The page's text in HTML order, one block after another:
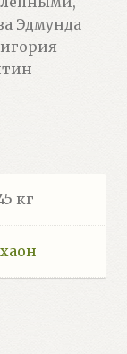
Эдмунда
кг